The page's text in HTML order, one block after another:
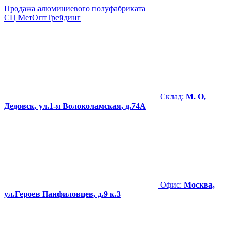
Продажа алюминиевого полуфабриката
СЦ МетОптТрейдинг
Склад: М. О,
Дедовск, ул.1-я Волоколамская, д.74А
Офис: Москва,
ул.Героев Панфиловцев, д.9 к.3